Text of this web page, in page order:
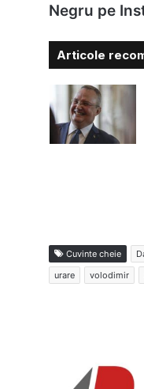
Negru pe
Articole
Cuvinte cheie
urare
volodimir